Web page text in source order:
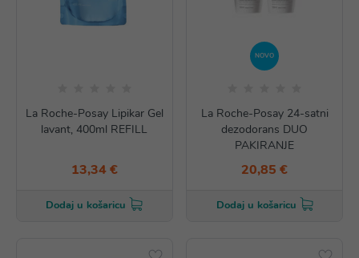
La Roche-Posay Lipikar Gel
lavant, 400ml REFILL
13,34 €
Dodaj u košaricu
NOVO
La Roche-Posay 24-satni
dezodorans DUO
PAKIRANJE
20,85 €
Dodaj u košaricu